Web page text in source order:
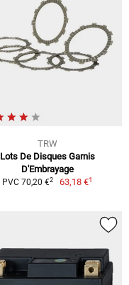
TRW
Lots De Disques Garnis
D'Embrayage
PVC 70,20 €2 63,18 €1